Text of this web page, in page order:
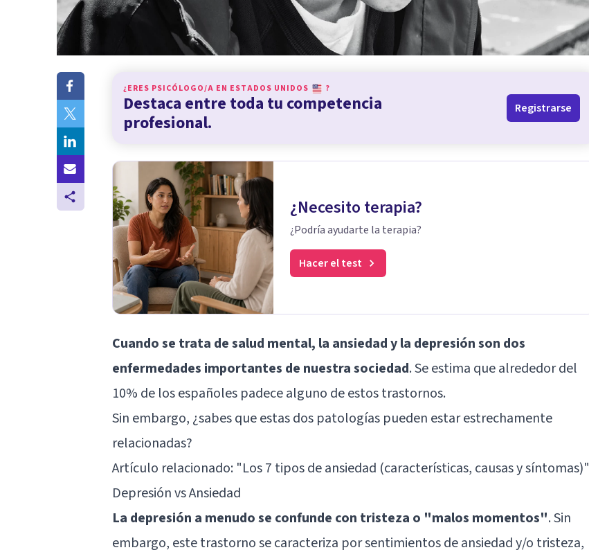
¿ERES PSICÓLOGO/A EN ESTADOS UNIDOS ?
Destaca entre toda tu competencia
profesional.
Registrarse
¿Necesito terapia?
¿Podría ayudarte la terapia?
Hacer el test
Cuando se trata de salud mental, la ansiedad y la depresión son dos
enfermedades importantes de nuestra sociedad. Se estima que alrededor del
10% de los españoles padece alguno de estos trastornos.
Sin embargo, ¿sabes que estas dos patologías pueden estar estrechamente
relacionadas?
Artículo relacionado: "Los 7 tipos de ansiedad (características, causas y síntomas)"
Depresión vs Ansiedad
La depresión a menudo se confunde con tristeza o "malos momentos". Sin
embargo, este trastorno se caracteriza por sentimientos de ansiedad y/o tristeza,